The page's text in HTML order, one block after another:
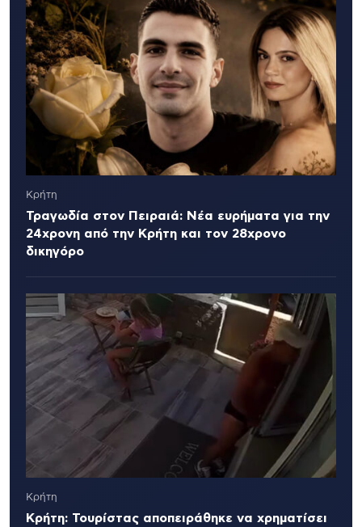
Κρήτη
Τραγωδία στον Πειραιά: Νέα ευρήματα για την
24χρονη από την Κρήτη και τον 28χρονο
δικηγόρο
Κρήτη
Κρήτη: Τουρίστας αποπειράθηκε να χρηματίσει